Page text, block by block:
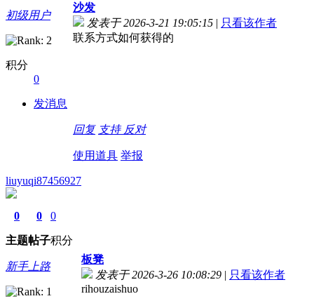
初级用户
积分
0
发消息
沙发
发表于 2026-3-21 19:05:15 | 只看该作者
联系方式如何获得的
回复 支持 反对
使用道具 举报
liuyuqi87456927
0
主题
0
帖子
0
积分
新手上路
板凳
发表于 2026-3-26 10:08:29 | 只看该作者
rihouzaishuo